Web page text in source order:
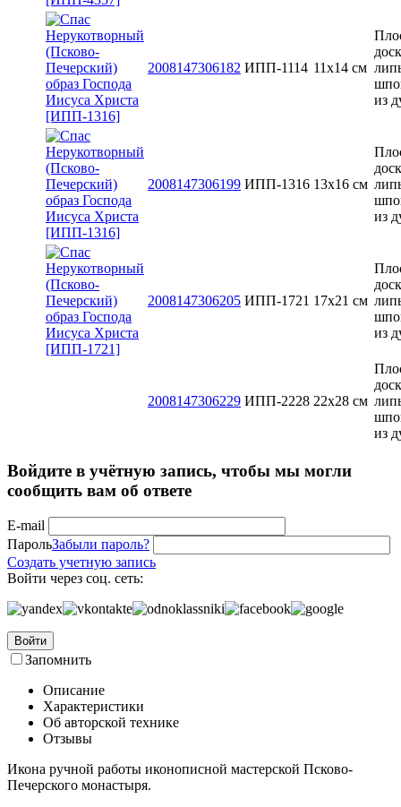
2008147306182 ИПП-1114 11х14 см
из
2008147306199 ИПП-1316 13x16 см
из
2008147306205 ИПП-1721 17х21 см
из
2008147306229 ИПП-2228 22х28 см
из
Войдите в учётную запись, чтобы мы могли
сообщить вам об ответе
E-mail
ПарольЗабыли пароль?
Создать учетную запись
Войти через соц. сеть:
Войти
Запомнить
Описание
Характеристики
Об авторской технике
Отзывы
Икона ручной работы иконописной мастерской Псково-
Печерского монастыря.